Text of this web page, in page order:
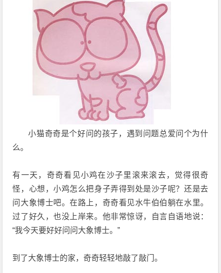
小猫奇奇是个好问的孩子，遇到问题总爱问个为什
么。
有一天，奇奇看见小鸡在沙子里滚来滚去，觉得很奇
怪，心想，小鸡怎么把身子弄得到处是沙子呢？还是去
问大象博士吧。在路上，奇奇看见水牛伯伯躺在水里。
过了好久，也没上岸来。他非常惊讶，自言自语地说：
“我今天要好好问问大象博士。”
到了大象博士的家，奇奇轻轻地敲了敲门。